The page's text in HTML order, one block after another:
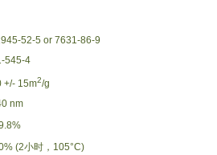
52-5 or 7631-86-9
545-4
+/- 15m2/g
nm
(2小时，105°C)